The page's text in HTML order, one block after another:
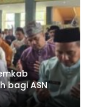
bagi ASN